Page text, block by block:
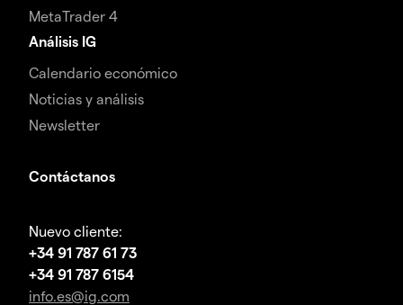
MetaTrader 4
Análisis IG
Calendario económico
Noticias y análisis
Newsletter
Contáctanos
Nuevo cliente:
+34 91 787 61 73
+34 91 787 6154
info.es@ig.com